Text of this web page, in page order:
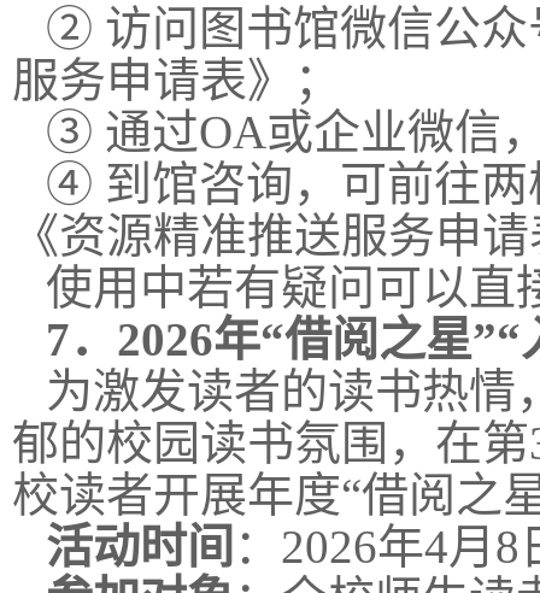
② 访问图书馆微信公众
服务申请表》；
③ 通过OA或企业微信
④ 到馆咨询，可前往两
《资源精准推送服务申
使用中若有疑问可以直
7． 2026年“借阅之星
为激发读者的读书热情
郁的校园读书氛围，在
校读者开展年度“借阅之
活动时间 ：2026年4月